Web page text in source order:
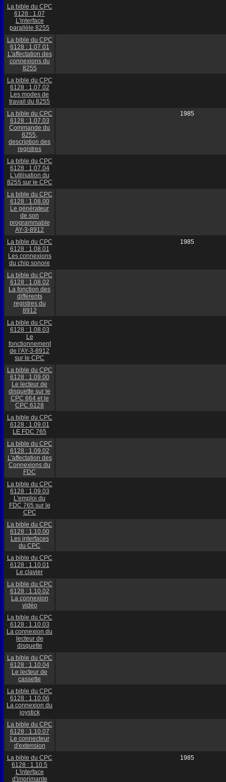
La bible du CPC
6128 : 1.07
L'interface
parallèle 8255
La bible du CPC
6128 : 1.07.01
L'affectation des
connexions du
8255
La bible du CPC
6128 : 1.07.02
Les modes de
travail du 8255
La bible du CPC
6128 : 1.07.03
Commande du
8255,
description des
registres
1985
La bible du CPC
6128 : 1.07.04
L'utilisation du
8255 sur le CPC
La bible du CPC
6128 : 1.08.00
Le générateur
de son
programmable
AY-3-8912
La bible du CPC
6128 : 1.08.01
Les connexions
du chip sonore
1985
La bible du CPC
6128 : 1.08.02
La fonction des
différents
registres du
8912
La bible du CPC
6128 : 1.08.03
Le
fonctionnement
de l'AY-3-8912
sur le CPC
La bible du CPC
6128 : 1.09.00
Le lecteur de
disquette sur le
CPC 664 et le
CPC 6128
La bible du CPC
6128 : 1.09.01
LE FDC 765
La bible du CPC
6128 : 1.09.02
L'affectation des
Connexions du
FDC
La bible du CPC
6128 : 1.09.03
L'emploi du
FDC 765 sur le
CPC
La bible du CPC
6128 : 1.10.00
Les interfaces
du CPC
La bible du CPC
6128 : 1.10.01
Le clavier
La bible du CPC
6128 : 1.10.02
La connexion
vidéo
La bible du CPC
6128 : 1.10.03
La connexion du
lecteur de
disquette
La bible du CPC
6128 : 1.10.04
Le lecteur de
cassette
La bible du CPC
6128 : 1.10.06
La connexion du
joystick
La bible du CPC
6128 : 1.10.07
Le connecteur
d'extension
La bible du CPC
6128 : 1.10.5
L'interface
d'imprimante
1985